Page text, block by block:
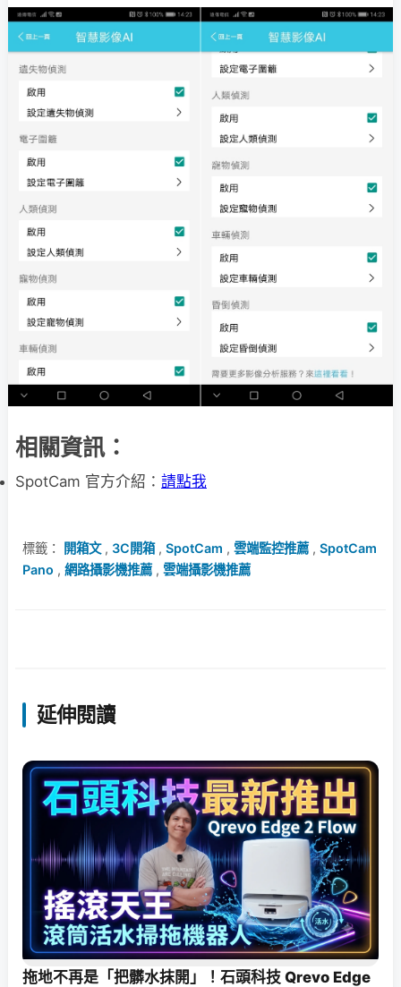
相關資訊：
SpotCam 官方介紹： 請點我
標籤： 開箱文, 3C開箱, SpotCam , 雲端監控推薦, SpotCam
Pano , 網路攝影機推薦, 雲端攝影機推薦
延伸閱讀
拖地不再是「把髒水抹開」！石頭科技 Qrevo Edge